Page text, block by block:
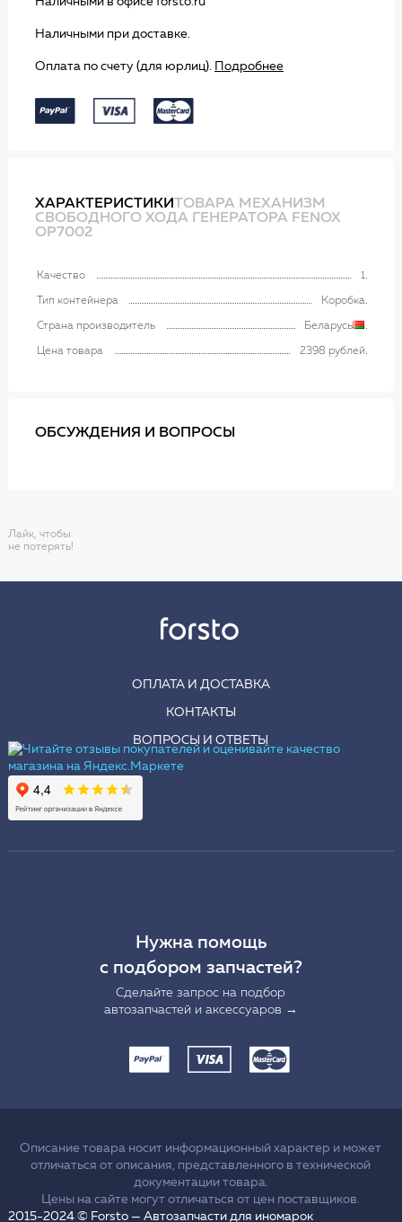
Наличными при доставке.
Оплата по счету (для юрлиц). Подробнее
ХАРАКТЕРИСТИКИТОВАРА МЕХАНИЗМ
СВОБОДНОГО ХОДА ГЕНЕРАТОРА FENOX
OP7002
Качество 1
Тип контейнера Коробка
Страна производитель Беларусь
Цена товара 2398 рублей
ОБСУЖДЕНИЯ И ВОПРОСЫ
Лайк, чтобы
не потерять!
ОПЛАТА И ДОСТАВКА
КОНТАКТЫ
ВОПРОСЫ И ОТВЕТЫ
Нужна помощь
с подбором запчастей?
Сделайте запрос на подбор
автозапчастей и аксессуаров →
Описание товара носит информационный характер и может
отличаться от описания, представленного в технической
документации товара.
Цены на сайте могут отличаться от цен поставщиков.
2015-2024 © Forsto — Автозапчасти для иномарок